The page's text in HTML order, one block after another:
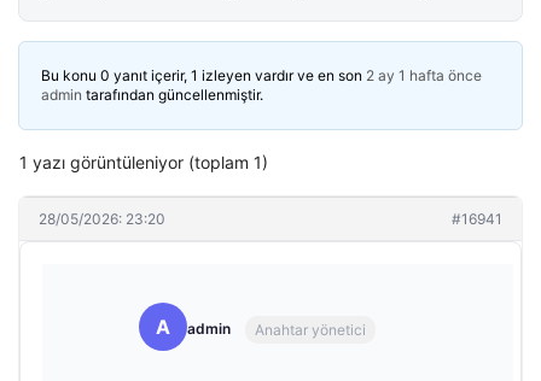
Bu konu 0 yanıt içerir, 1 izleyen vardır ve en son 2 ay 1 hafta önce
admin tarafından güncellenmiştir.
1 yazı görüntüleniyor (toplam 1)
28/05/2026: 23:20 #16941
A admin Anahtar yönetici